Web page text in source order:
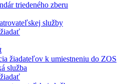
triedeného zberu
služby
žiadateľov k umiestneniu do ZOS
služba